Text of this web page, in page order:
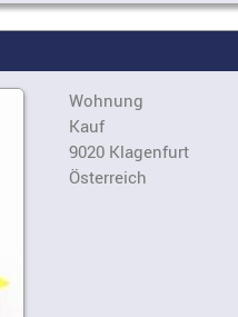
Wohnung
Kauf
9020 Klagenfurt
Österreich